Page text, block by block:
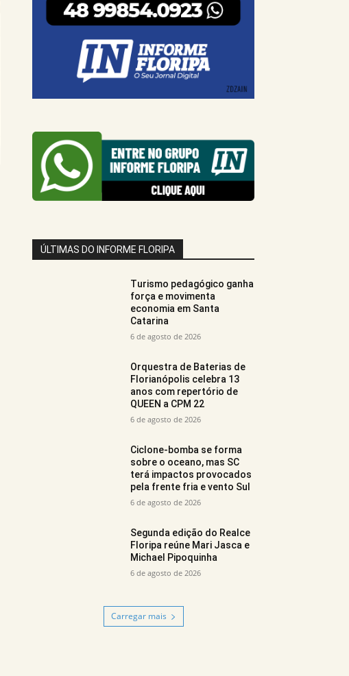
ÚLTIMAS DO INFORME FLORIPA
Turismo pedagógico ganha
força e movimenta
economia em Santa
Catarina
6 de agosto de 2026
Orquestra de Baterias de
Florianópolis celebra 13
anos com repertório de
QUEEN a CPM 22
6 de agosto de 2026
Ciclone-bomba se forma
sobre o oceano, mas SC
terá impactos provocados
pela frente fria e vento Sul
6 de agosto de 2026
Segunda edição do Realce
Floripa reúne Mari Jasca e
Michael Pipoquinha
6 de agosto de 2026
Carregar mais